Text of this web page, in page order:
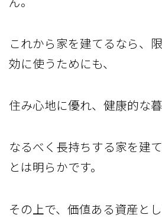
これから家を建てるなら、
効に使うためにも、
住み心地に優れ、健康的な暮
なるべく長持ちする家を建
とは明らかです。
その上で、価値ある資産と